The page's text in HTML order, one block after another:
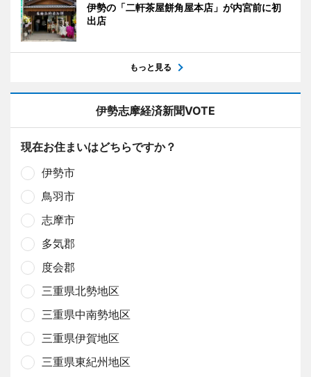
伊勢の「二軒茶屋餅角屋本店」が内宮前に初
出店
もっと見る
伊勢志摩経済新聞VOTE
現在お住まいはどちらですか？
伊勢市
鳥羽市
志摩市
多気郡
度会郡
三重県北勢地区
三重県中南勢地区
三重県伊賀地区
三重県東紀州地区